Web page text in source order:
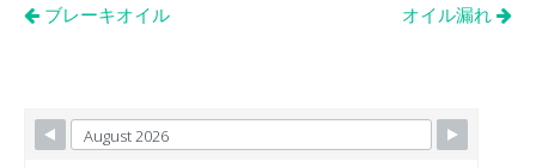
投
ビ
ゲ
ブレーキオイル オイル漏れ